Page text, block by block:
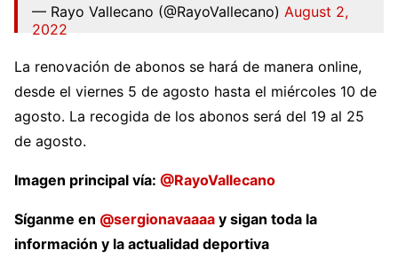
— Rayo Vallecano (@RayoVallecano) August 2,
2022
La renovación de abonos se hará de manera online,
desde el viernes 5 de agosto hasta el miércoles 10 de
agosto. La recogida de los abonos será del 19 al 25
de agosto.
Imagen principal vía: @RayoVallecano
Síganme en @sergionavaaaa y sigan toda la
información y la actualidad deportiva